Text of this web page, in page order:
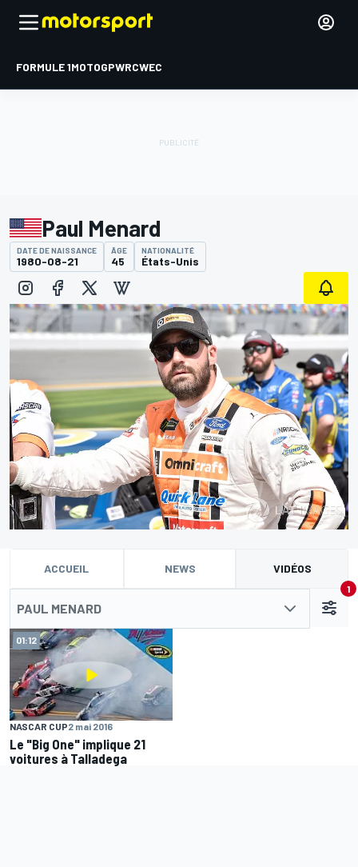
FORMULE 1MOTOGPWRCWEC
Paul Menard
DATE DE NAISSANCE
1980-08-21
ÂGE
45
NATIONALITÉ
États-Unis
ACCUEIL NEWS VIDÉOS
PAUL MENARD
1
01:12
NASCAR CUP2 mai 2016
Le "Big One" implique 21
voitures à Talladega